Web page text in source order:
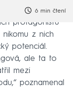
6 min čtení
protagonistů
nikomu z nich
potenciál.
ale ta to
mezi
poznamenal